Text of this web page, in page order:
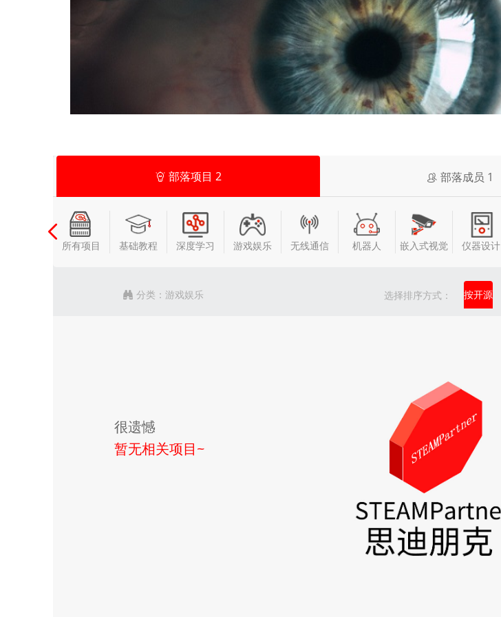
部落项目2 部落成员 1
所有项目 基础教程 深度学习 游戏娱乐 无线通信 机器人 嵌入式视觉 仪器设计
分类：游戏娱乐 按开源
选择排序方式：
很遗憾
暂无相关项目~